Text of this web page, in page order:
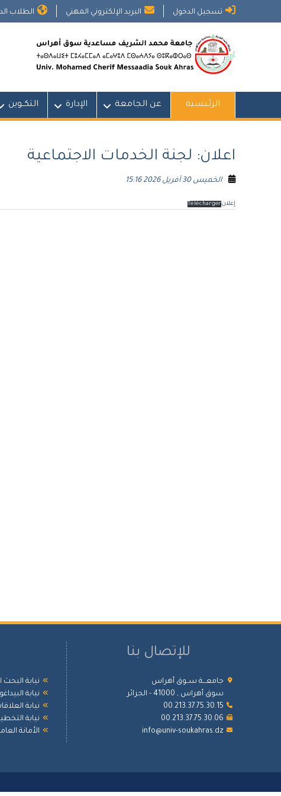
تسجيل الدخول البريد الإلكتروني المهني الطلاب
الرئيسية عن الجامعة الإدارة التكــوين
اعلان: لجنة الخدمات الاجتماعية
الخميس 30 أفريل 2026 15:16
إعلانTélécharger
للإتصال بنا
جامعـــة ســوق أهراس
سوق أهراس , 41000 - الجزائر
00.213.37.75.30.15
00.213.37.75.30.06
info@univ-soukahras.dz
نيابة البحث
نيابة
نيابة
نيابة
الأمانة